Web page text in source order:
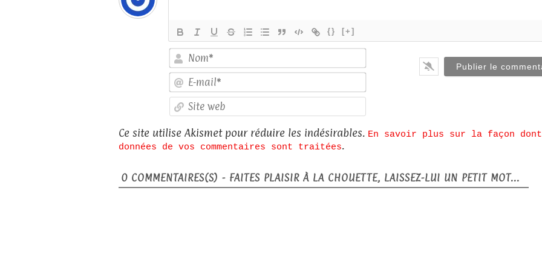
{} [+]
Nom*
E-
mail*
web
Ce site utilise Akismet pour réduire les indésirables. En savoir plus sur la façon
données de vos commentaires sont traitées.
0 COMMENTAIRES(S) - FAITES PLAISIR À LA CHOUETTE, LAISSEZ-LUI UN PETIT MOT...